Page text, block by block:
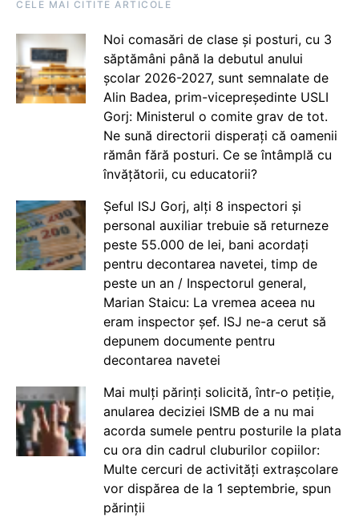
CELE MAI CITITE ARTICOLE
Noi comasări de clase și posturi, cu 3
săptămâni până la debutul anului
școlar 2026-2027, sunt semnalate de
Alin Badea, prim-vicepreședinte USLI
Gorj: Ministerul o comite grav de tot.
Ne sună directorii disperați că oamenii
rămân fără posturi. Ce se întâmplă cu
învățătorii, cu educatorii?
Șeful ISJ Gorj, alți 8 inspectori și
personal auxiliar trebuie să returneze
peste 55.000 de lei, bani acordați
pentru decontarea navetei, timp de
peste un an / Inspectorul general,
Marian Staicu: La vremea aceea nu
eram inspector șef. ISJ ne-a cerut să
depunem documente pentru
decontarea navetei
Mai mulți părinți solicită, într-o petiție,
anularea deciziei ISMB de a nu mai
acorda sumele pentru posturile la plata
cu ora din cadrul cluburilor copiilor:
Multe cercuri de activități extrașcolare
vor dispărea de la 1 septembrie, spun
părinții